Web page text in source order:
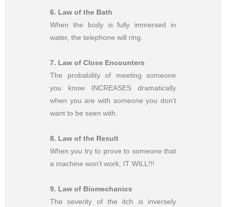
6. Law of the Bath
When the body is fully immersed in
water, the telephone will ring.
7. Law of Close Encounters
The probability of meeting someone
you know INCREASES dramatically
when you are with someone you don’t
want to be seen with.
8. Law of the Result
When you try to prove to someone that
a machine won’t work, IT WILL!!!
9. Law of Biomechanics
The severity of the itch is inversely